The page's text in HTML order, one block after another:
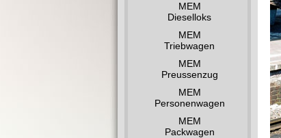
MEM
Dieselloks
MEM
Triebwagen
MEM
Preussenzug
MEM
Personenwagen
MEM
Packwagen